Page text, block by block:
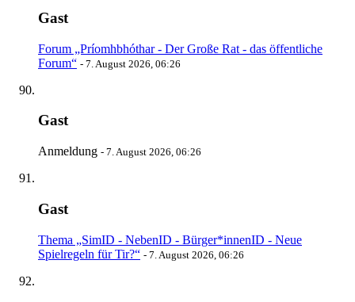
Gast
Forum „Príomhbhóthar - Der Große Rat - das öffentliche
Forum“ - 7. August 2026, 06:26
Gast
Anmeldung - 7. August 2026, 06:26
Gast
Thema „SimID - NebenID - Bürger*innenID - Neue
Spielregeln für Tir?“ - 7. August 2026, 06:26